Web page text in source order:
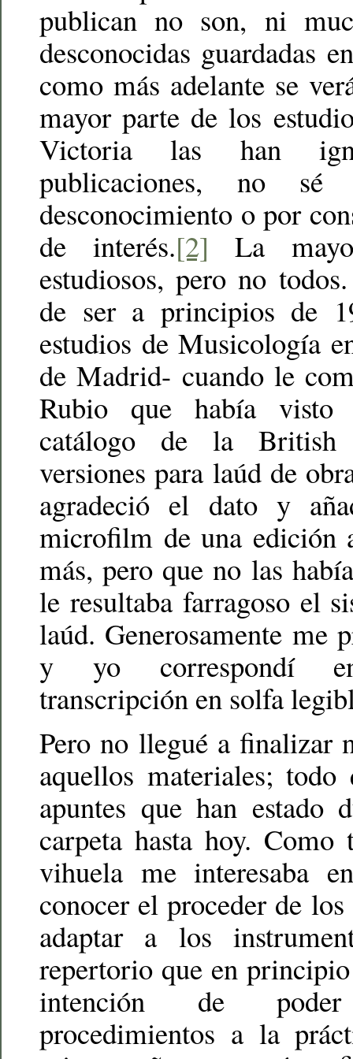
publican no son, ni
desconocidas guardadas
como más adelante se
mayor parte de los
Victoria las han
publicaciones, no
desconocimiento o por
de interés.[2] La
estudiosos, pero no
de ser a principios de
estudios de Musicología
de Madrid- cuando le
Rubio que había visto
catálogo de la British
versiones para laúd de
agradeció el dato y
microfilm de una edición
más, pero que no las
le resultaba farragoso el
laúd. Generosamente me
y yo correspondí
transcripción en solfa
Pero no llegué a finalizar
aquellos materiales; todo
apuntes que han estado
carpeta hasta hoy.
vihuela me interesaba
conocer el proceder de
adaptar a los
repertorio que en
intención de
procedimientos a la